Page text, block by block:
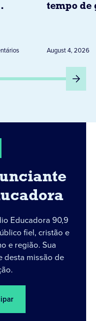
tempo de
August 4, 2026
Educadora 90,9
fiel, cristão e
e região. Sua
desta missão de